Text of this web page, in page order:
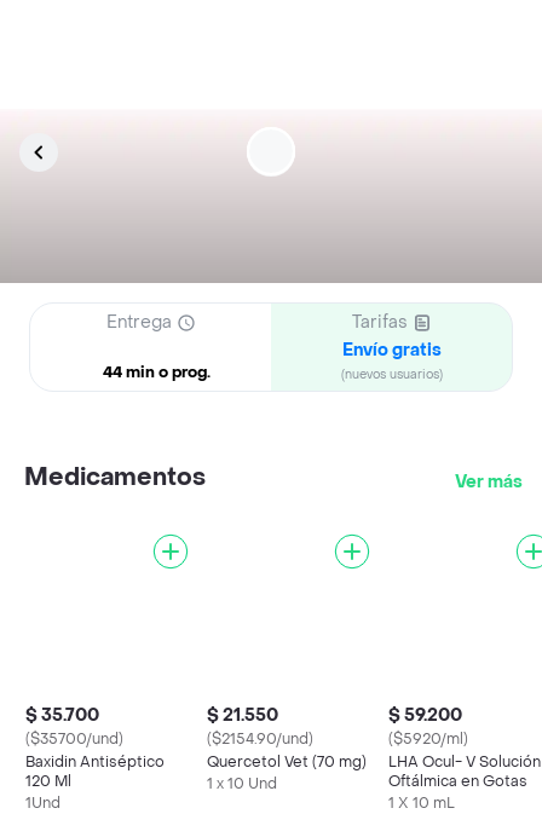
Entrega
44 min o prog.
Tarifas
Envío gratis
(nuevos usuarios)
Medicamentos Ver más
$ 35.700
($35700/und)
Baxidin Antiséptico
120 Ml
1Und
$ 21.550
($2154.90/und)
Quercetol Vet (70 mg)
1 x 10 Und
$ 59.200
($5920/ml)
LHA Ocul- V Solución
Oftálmica en Gotas
1 X 10 mL